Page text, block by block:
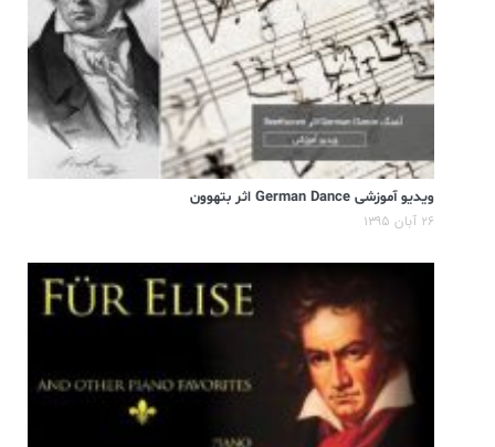
ویدیو آموزشی German Dance اثر بتهوون
۲۶ آبان ۱۳۹۵